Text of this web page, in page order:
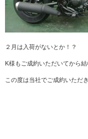
２月は入荷がないとか！？
K様もご成約いただいてから
この度は当社でご成約いただ